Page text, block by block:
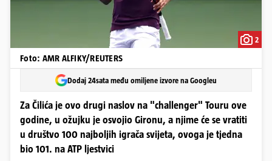
2
Foto: AMR ALFIKY/REUTERS
Dodaj 24sata među omiljene izvore na Googleu
Za Čilića je ovo drugi naslov na "challenger" Touru ove
godine, u ožujku je osvojio Gironu, a njime će se vratiti
u društvo 100 najboljih igrača svijeta, ovoga je tjedna
bio 101. na ATP ljestvici